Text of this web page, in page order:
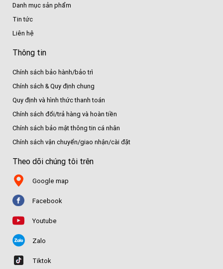
Danh mục sản phẩm
Tin tức
Liên hệ
Thông tin
Chính sách bảo hành/bảo trì
Chính sách & Quy định chung
Quy định và hình thức thanh toán
Chính sách đổi/trả hàng và hoàn tiền
Chính sách bảo mật thông tin cá nhân
Chính sách vận chuyển/giao nhận/cài đặt
Theo dõi chúng tôi trên
Google map
Facebook
Youtube
Zalo
Tiktok